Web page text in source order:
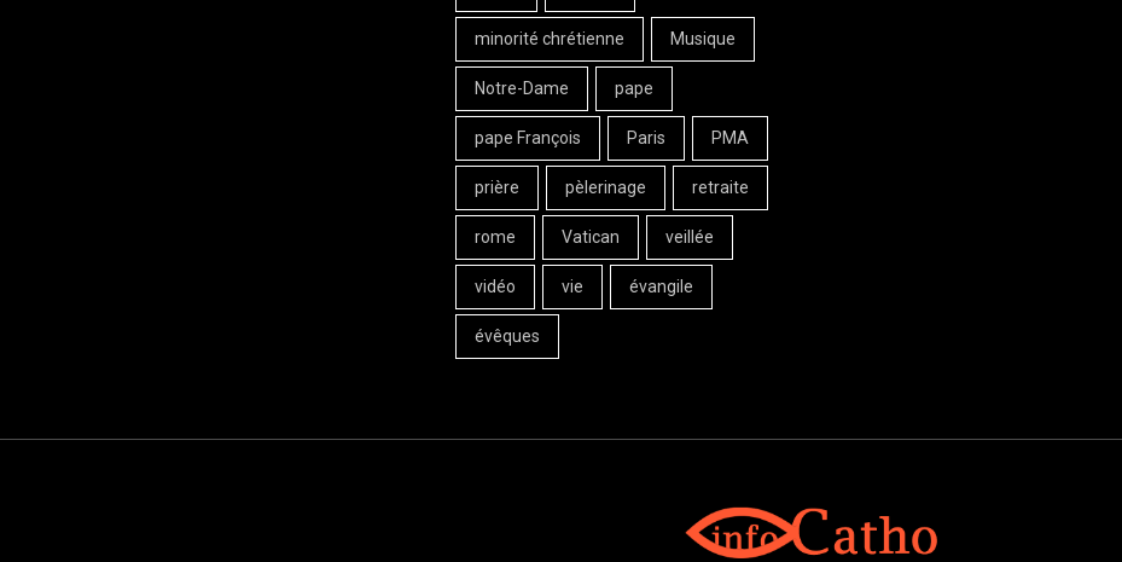
minorité chrétienne Musique
Notre-Dame pape
pape François Paris PMA
prière pèlerinage retraite
rome Vatican veillée
vidéo vie évangile
évêques